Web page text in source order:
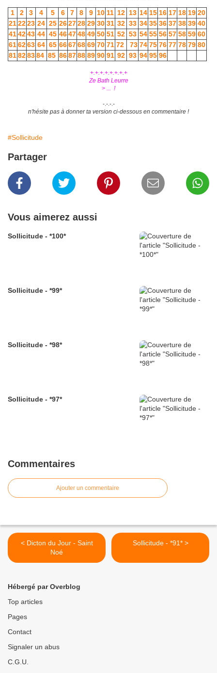
1 2 3 4 5 6 7 8 9 10 11 12 13 14 15 16 17 18 19 20
212223 24 25 262728 29 30 31 32 33 34 35 36 37 38 39 40
414243 44 45 464748 49 50 51 52 53 54 55 56 57 58 59 60
616263 64 65 666768 69 70 71 72 73 74 75 76 77 78 79 80
81828384 85 868788 89 90 91 92 93 94 95 96
+.+.+.+.+.+.+.+
Ze Bath Leurre
> ... !
-.-.-.-
n'hésite pas à donner ta version ci-dessous en commentaire !
#Sollicitude
Partager
Vous aimerez aussi
Sollicitude - *100*
Sollicitude - *99*
Sollicitude - *98*
Sollicitude - *97*
Commentaires
Ajouter un commentaire
< Dicton du Jour - Saint
Noé
Sollicitude - *91* >
Hébergé par Overblog
Top articles
Pages
Contact
Signaler un abus
C.G.U.